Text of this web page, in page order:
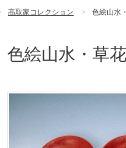
高取家コレクション 色絵山水
色絵山水・草